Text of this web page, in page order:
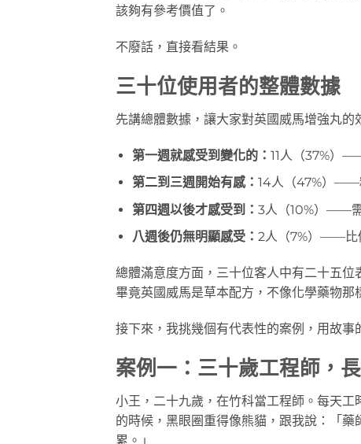
該夠有參考價值了。
不廢話，直接看結果。
三十位使用者的整體數據
先講總體數據，讓大家對英國威馬增強丸的
第一週就感受到變化的： 11人（37%）
第二到三週開始有感： 14人（47%）——
第四週以後才感受到： 3人（10%）——
八週後仍無明顯感受： 2人（7%）——比
總體滿意度方面，三十位客人中有二十五位
畢竟英國威馬是草本配方，不像化學藥物那
接下來，我挑幾個有代表性的案例，用故事
案例一：三十歲工程師，
小王，二十九歲，在竹科當工程師。每天
的時候，黑眼圈重得像熊貓，跟我說：「
累。」